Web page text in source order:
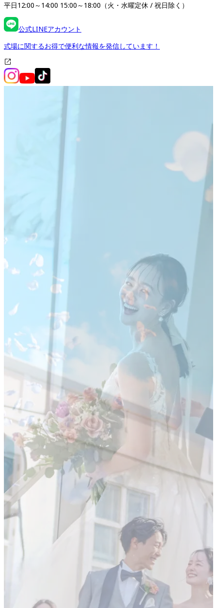
平日12:00～14:00 15:00～18:00（火・水曜定休 / 祝日除く）
公式LINEアカウント
式場に関するお得で便利な情報を発信しています！